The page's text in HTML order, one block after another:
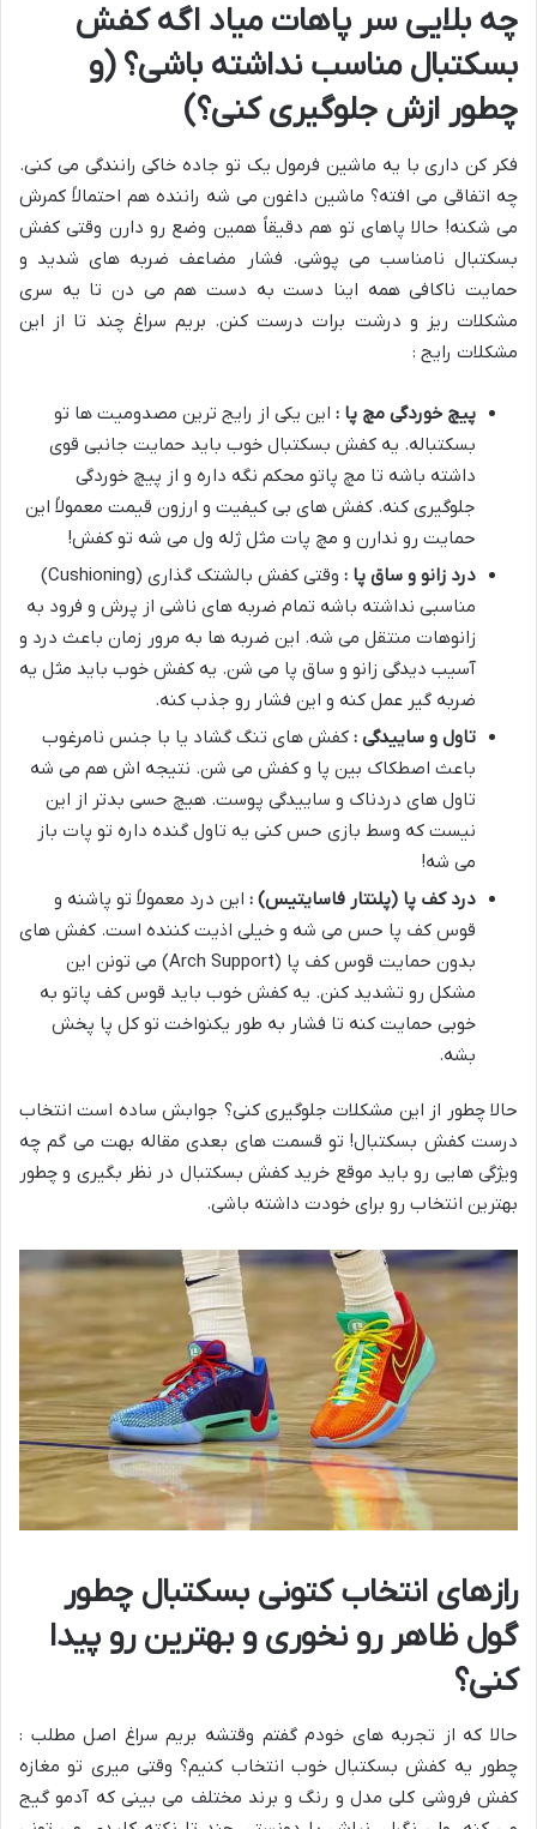
چه بلایی سر پاهات میاد اگه کفش
بسکتبال مناسب نداشته باشی؟ (و
چطور ازش جلوگیری کنی؟)
فکر کن داری با یه ماشین فرمول یک تو جاده خاکی رانندگی می کنی.
چه اتفاقی می افته؟ ماشین داغون می شه راننده هم احتمالاً کمرش
می شکنه! حالا پاهای تو هم دقیقاً همین وضع رو دارن وقتی کفش
بسکتبال نامناسب می پوشی. فشار مضاعف ضربه های شدید و
حمایت ناکافی همه اینا دست به دست هم می دن تا یه سری
مشکلات ریز و درشت برات درست کنن. بریم سراغ چند تا از این
مشکلات رایج :
پیچ خوردگی مچ پا : این یکی از رایج ترین مصدومیت ها تو
بسکتباله. یه کفش بسکتبال خوب باید حمایت جانبی قوی
داشته باشه تا مچ پاتو محکم نگه داره و از پیچ خوردگی
جلوگیری کنه. کفش های بی کیفیت و ارزون قیمت معمولاً این
حمایت رو ندارن و مچ پات مثل ژله ول می شه تو کفش!
درد زانو و ساق پا : وقتی کفش بالشتک گذاری (Cushioning)
مناسبی نداشته باشه تمام ضربه های ناشی از پرش و فرود به
زانوهات منتقل می شه. این ضربه ها به مرور زمان باعث درد و
آسیب دیدگی زانو و ساق پا می شن. یه کفش خوب باید مثل یه
ضربه گیر عمل کنه و این فشار رو جذب کنه.
تاول و ساییدگی : کفش های تنگ گشاد یا با جنس نامرغوب
باعث اصطکاک بین پا و کفش می شن. نتیجه اش هم می شه
تاول های دردناک و ساییدگی پوست. هیچ حسی بدتر از این
نیست که وسط بازی حس کنی یه تاول گنده داره تو پات باز
می شه!
درد کف پا (پلنتار فاسایتیس) : این درد معمولاً تو پاشنه و
قوس کف پا حس می شه و خیلی اذیت کننده است. کفش های
بدون حمایت قوس کف پا (Arch Support)
می تونن این
مشکل رو تشدید کنن. یه کفش خوب باید قوس کف پاتو به
خوبی حمایت کنه تا فشار به طور یکنواخت تو کل پا پخش
بشه.
حالا چطور از این مشکلات جلوگیری کنی؟ جوابش ساده است انتخاب
درست کفش بسکتبال! تو قسمت های بعدی مقاله بهت می گم چه
ویژگی هایی رو باید موقع خرید کفش بسکتبال در نظر بگیری و چطور
بهترین انتخاب رو برای خودت داشته باشی.
رازهای انتخاب کتونی بسکتبال چطور
گول ظاهر رو نخوری و بهترین رو پیدا
کنی؟
حالا که از تجربه های خودم گفتم وقتشه بریم سراغ اصل مطلب :
چطور یه کفش بسکتبال خوب انتخاب کنیم؟ وقتی میری تو مغازه
کفش فروشی کلی مدل و رنگ و برند مختلف می بینی که آدمو گیج